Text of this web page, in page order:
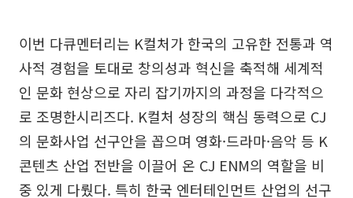
이번 다큐멘터리는 K컬처가 한국의 고유한 전통과 역
사적 경험을 토대로 창의성과 혁신을 축적해 세계적
인 문화 현상으로 자리 잡기까지의 과정을 다각적으
로 조명한시리즈다. K컬처 성장의 핵심 동력으로 CJ
의 문화사업 선구안을 꼽으며 영화·드라마·음악 등 K
콘텐츠 산업 전반을 이끌어 온 CJ ENM의 역할을 비
중 있게 다뤘다. 특히 한국 엔터테인먼트 산업의 선구